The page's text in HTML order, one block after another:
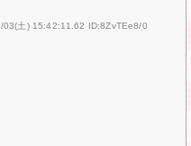
03(土) 15:42:11.62 ID:8ZvTEe8/0